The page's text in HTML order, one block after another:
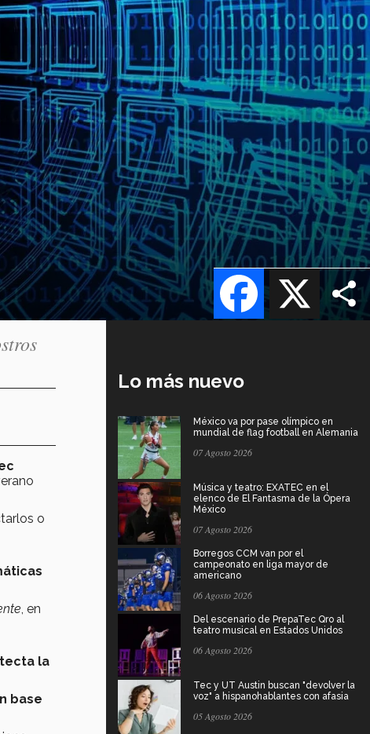
X
Facebook
o
, en
la
base
Lo más nuevo
México va por pase olímpico en
mundial de flag football en Alemania
07 Agosto 2026
Música y teatro: EXATEC en el
elenco de El Fantasma de la Ópera
México
07 Agosto 2026
Borregos CCM van por el
campeonato en liga mayor de
americano
06 Agosto 2026
Del escenario de PrepaTec Qro al
teatro musical en Estados Unidos
06 Agosto 2026
Tec y UT Austin buscan "devolver la
voz" a hispanohablantes con afasia
05 Agosto 2026